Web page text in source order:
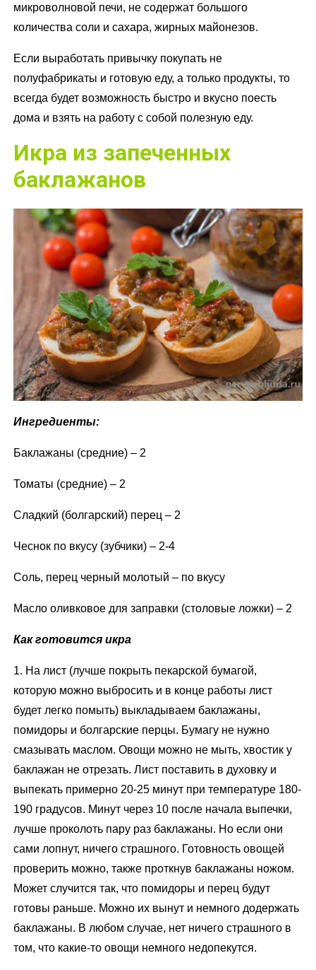
микроволновой печи, не содержат большого
количества соли и сахара, жирных майонезов.
Если выработать привычку покупать не
полуфабрикаты и готовую еду, а только продукты, то
всегда будет возможность быстро и вкусно поесть
дома и взять на работу с собой полезную еду.
Икра из запеченных
баклажанов
Ингредиенты:
Баклажаны (средние) – 2
Томаты (средние) – 2
Сладкий (болгарский) перец – 2
Чеснок по вкусу (зубчики) – 2-4
Соль, перец черный молотый – по вкусу
Масло оливковое для заправки (столовые ложки) – 2
Как готовится икра
1. На лист (лучше покрыть пекарской бумагой,
которую можно выбросить и в конце работы лист
будет легко помыть) выкладываем баклажаны,
помидоры и болгарские перцы. Бумагу не нужно
смазывать маслом. Овощи можно не мыть, хвостик у
баклажан не отрезать. Лист поставить в духовку и
выпекать примерно 20-25 минут при температуре 180-
190 градусов. Минут через 10 после начала выпечки,
лучше проколоть пару раз баклажаны. Но если они
сами лопнут, ничего страшного. Готовность овощей
проверить можно, также проткнув баклажаны ножом.
Может случится так, что помидоры и перец будут
готовы раньше. Можно их вынут и немного додержать
баклажаны. В любом случае, нет ничего страшного в
том, что какие-то овощи немного недопекутся.